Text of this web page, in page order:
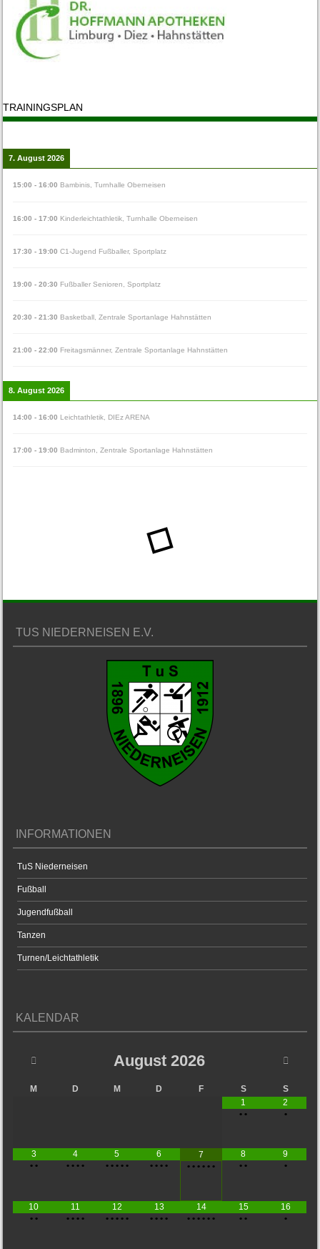
TRAININGSPLAN
7. August 2026
15:00 -16:00 Bambinis,Turnhalle Oberneisen
16:00 -17:00 Kinderleichtathletik ,Turnhalle Oberneisen
17:30 -19:00 C1-Jugend Fußballer,Sportplatz
19:00 -20:30 Fußballer Senioren ,Sportplatz
20:30 -21:30 Basketball ,Zentrale Sportanlage Hahnstätten
21:00 -22:00 Freitagsmänner,Zentrale Sportanlage Hahnstätten
8. August 2026
14:00 -16:00 Leichtathletik DIEz ARENA
17:00 -19:00 Badminton ,Zentrale Sportanlage Hahnstätten
TUS NIEDERNEISEN E.V.
INFORMATIONEN
TuS Niederneisen
Fußball
Jugendfußball
Tanzen
Turnen/Leichtathletik
KALENDAR
August 2026
M D M D F S
S
1
••
2
•
3
• •
4
• • • •
5
• • • • •
6
••••
7
••••••
8
••
9
•
10
• •
11
• • • •
12
• • • • •
13
••••
14
••••••
15
••
16
•